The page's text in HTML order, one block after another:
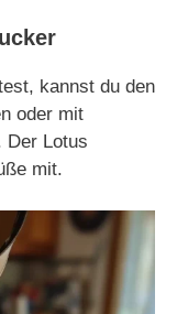
kannst du den
oder mit
Der Lotus
mit.